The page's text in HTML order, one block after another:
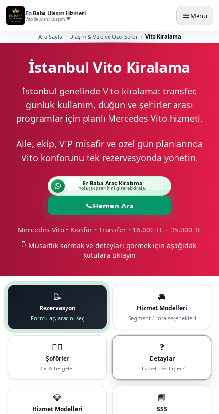
En Baba Ulaşım Hizmeti
Vito ile planlı ulaşım. Menü
Ana Sayfa Ulaşım & Vale ve Özel Şoför Vito Kiralama
İstanbul Vito Kiralama
İstanbul genelinde Vito kiralama: transfer,
günlük kullanım, düğün ve şehirler arası
programlar için planlı Mercedes Vito hizmeti.
Aile, ekip, VIP misafir ve özel gün planlarında
Vito konforunu tek rezervasyonda yönetin.
En Baba Araç Kiralama
Yola çıkış tarihini girerek kirala.
📞Hemen Ara
Mercedes Vito • Konfor • Transfer • 16.000 TL – 35.000 TL
👇 Müsaitlik sormak ve detayları görmek için aşağıdaki
kutulara tıklayın
📝
Rezervasyon
Formu aç, aracını seç
🚘
Hizmet Modelleri
Segment / rota seçenekleri
🧑‍✈️
Şoförler
CV & belgeler
❓
Detaylar
Hizmet nasıl işler?
💎
Hizmet Modelleri
📘
SSS